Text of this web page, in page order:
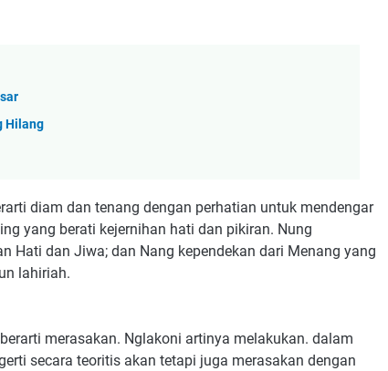
Hilang
diam dan tenang dengan perhatian untuk mendengar
yang berati kejernihan hati dan pikiran. Nung
Hati dan Jiwa; dan Nang kependekan dari Menang yang
lahiriah.
merasakan. Nglakoni artinya melakukan. dalam
secara teoritis akan tetapi juga merasakan dengan